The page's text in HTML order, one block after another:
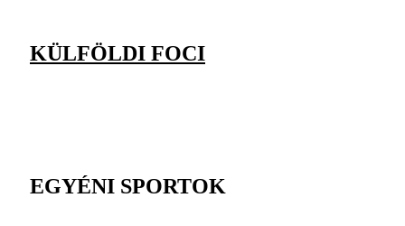
KÜLFÖLDI FOCI
EGYÉNI SPORTOK